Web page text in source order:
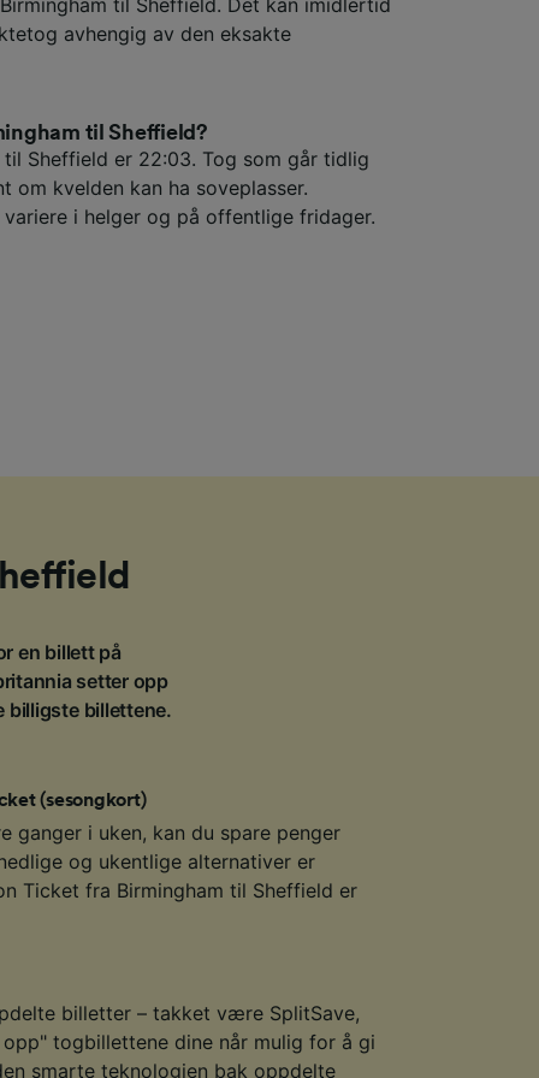
avhengig av den eksakte
til Sheffield?
Sheffield er 22:03. Tog som går tidlig
om kvelden kan ha soveplasser.
i helger og på offentlige fridager.
en billett på
setter opp
billigste billettene.
(sesongkort)
ganger i uken, kan du spare penger
og ukentlige alternativer er
Ticket fra Birmingham til Sheffield er
billetter – takket være SplitSave,
togbillettene dine når mulig for å gi
smarte teknologien bak oppdelte